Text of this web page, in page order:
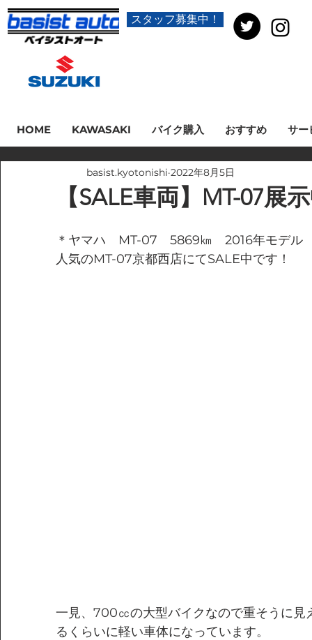
スタッフ募集中！
HOME KAWASAKI バイク購入 おすすめ サー
【SALE車両】MT-07展
basist.kyotonishi 2022年8月5日
＊ヤマハ　MT-07　5869㎞　2016年モデル
人気のMT-07京都西店にてSALE中です！
一見、700㏄の大型バイクなので重そうに見
るくらいに軽い車体になっています。